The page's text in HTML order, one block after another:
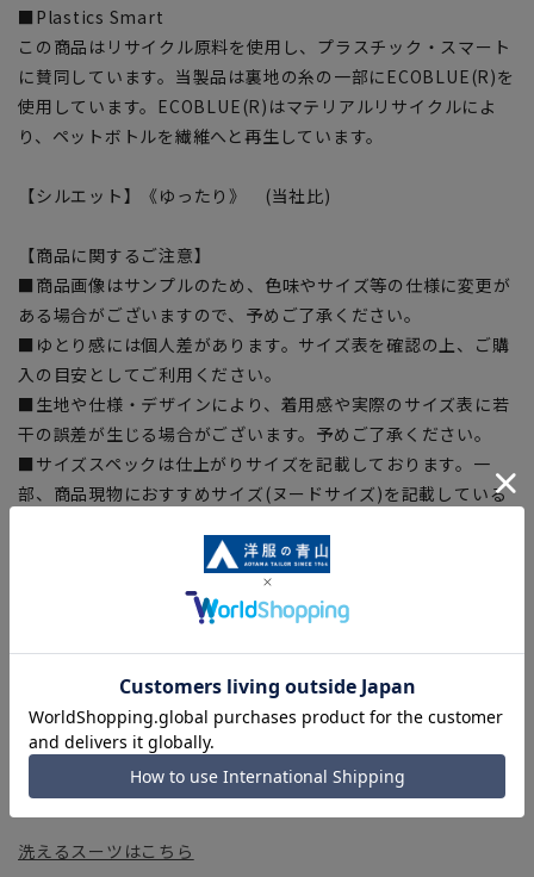
■Plastics Smart
この商品はリサイクル原料を使用し、プラスチック・スマート
に賛同しています。当製品は裏地の糸の一部にECOBLUE(R)を
使用しています。ECOBLUE(R)はマテリアルリサイクルによ
り、ペットボトルを繊維へと再生しています。
【シルエット】《ゆったり》 (当社比)
【商品に関するご注意】
■商品画像はサンプルのため、色味やサイズ等の仕様に変更が
ある場合がございますので、予めご了承ください。
■ゆとり感には個人差があります。サイズ表を確認の上、ご購
入の目安としてご利用ください。
■生地や仕様・デザインにより、着用感や実際のサイズ表に若
干の誤差が生じる場合がございます。予めご了承ください。
■サイズスペックは仕上がりサイズを記載しております。一
部、商品現物におすすめサイズ(ヌードサイズ)を記載している
■ブラウザやお使いのモニター環境、また撮影時の室内外の光
加減により、実際の商品と掲載画像の色味が異なる場合がござ
を完了できない場合がございます。予めご了承ください。
■お急ぎ発送のご注文につきましても、ご注文のタイミングに
よってはお急ぎ発送サービスを選択できない場合がございま
す。
洗えるスーツはこちら